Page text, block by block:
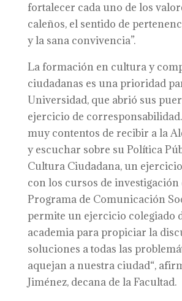
fortalecer cada uno de los
caleños, el sentido de
y la sana convivencia”.
La formación en cultura y
ciudadanas es una prioridad
Universidad, que abrió sus
ejercicio de corresponsabilidad.
muy contentos de recibir a la
y escuchar sobre su Política
Cultura Ciudadana, un
con los cursos de investigación
Programa de Comunicación
permite un ejercicio colegiado
academia para propiciar la
soluciones a todas las
aquejan a nuestra ciudad“,
Jiménez, decana de la Facultad.